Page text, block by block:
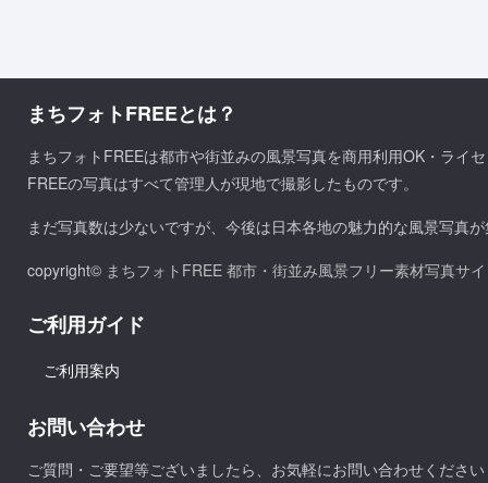
まちフォトFREEとは？
まちフォトFREEは都市や街並みの風景写真を商用利用OK・ライ
FREEの写真はすべて管理人が現地で撮影したものです。
まだ写真数は少ないですが、今後は日本各地の魅力的な風景写真
copyright© まちフォトFREE 都市・街並み風景フリー素材写真サ
ご利用ガイド
ご利用案内
お問い合わせ
ご質問・ご要望等ございましたら、お気軽にお問い合わせください